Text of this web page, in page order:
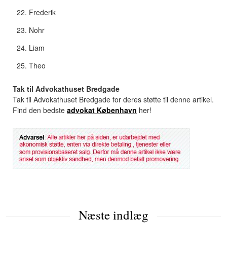
Frederik
Nohr
Liam
Theo
Tak til Advokathuset Bredgade
Tak til Advokathuset Bredgade for deres støtte til denne artikel.
Find den bedste advokat København her!
Næste indlæg